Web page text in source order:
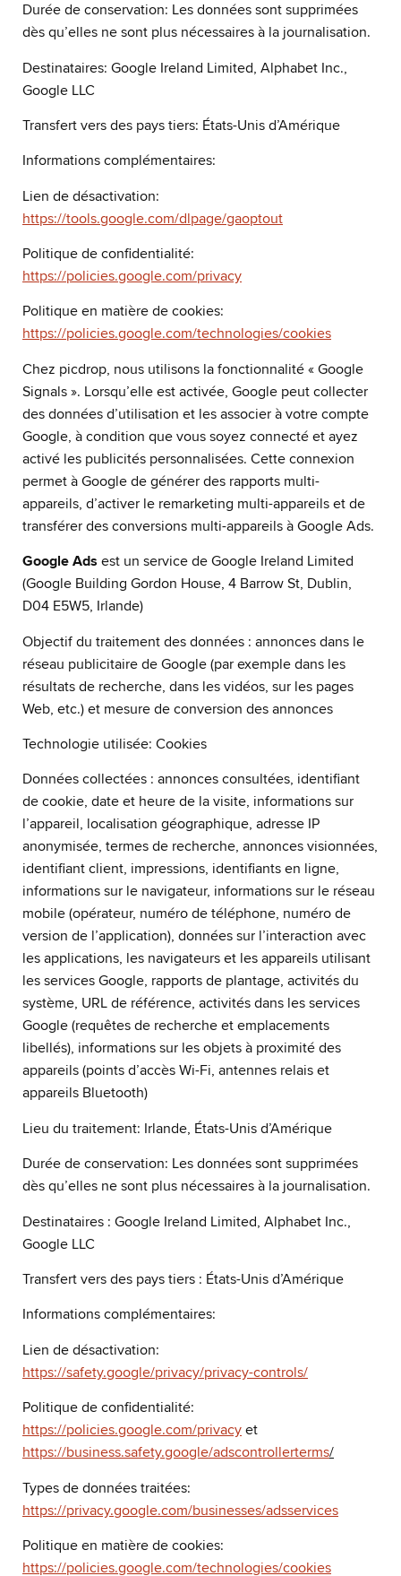
Durée de conservation: Les données sont supprimées
dès qu’elles ne sont plus nécessaires à la journalisation.
Destinataires: Google Ireland Limited, Alphabet Inc.,
Google LLC
Transfert vers des pays tiers: États-Unis d’Amérique
Informations complémentaires:
Lien de désactivation:
https://tools.google.com/dlpage/gaoptout
Politique de confidentialité:
https://policies.google.com/privacy
Politique en matière de cookies:
https://policies.google.com/technologies/cookies
Chez picdrop, nous utilisons la fonctionnalité « Google
Signals ». Lorsqu’elle est activée, Google peut collecter
des données d’utilisation et les associer à votre compte
Google, à condition que vous soyez connecté et ayez
activé les publicités personnalisées. Cette connexion
permet à Google de générer des rapports multi-
appareils, d’activer le remarketing multi-appareils et de
transférer des conversions multi-appareils à Google Ads.
Google Ads est un service de Google Ireland Limited
(Google Building Gordon House, 4 Barrow St, Dublin,
D04 E5W5, Irlande)
Objectif du traitement des données : annonces dans le
réseau publicitaire de Google (par exemple dans les
résultats de recherche, dans les vidéos, sur les pages
Web, etc.) et mesure de conversion des annonces
Technologie utilisée: Cookies
Données collectées : annonces consultées, identifiant
de cookie, date et heure de la visite, informations sur
l’appareil, localisation géographique, adresse IP
anonymisée, termes de recherche, annonces visionnées,
identifiant client, impressions, identifiants en ligne,
informations sur le navigateur, informations sur le réseau
mobile (opérateur, numéro de téléphone, numéro de
version de l’application), données sur l’interaction avec
les applications, les navigateurs et les appareils utilisant
les services Google, rapports de plantage, activités du
système, URL de référence, activités dans les services
Google (requêtes de recherche et emplacements
libellés), informations sur les objets à proximité des
appareils (points d’accès Wi-Fi, antennes relais et
appareils Bluetooth)
Lieu du traitement: Irlande, États-Unis d’Amérique
Durée de conservation: Les données sont supprimées
dès qu’elles ne sont plus nécessaires à la journalisation.
Destinataires : Google Ireland Limited, Alphabet Inc.,
Google LLC
Transfert vers des pays tiers : États-Unis d’Amérique
Informations complémentaires:
Lien de désactivation:
https://safety.google/privacy/privacy-controls/
Politique de confidentialité:
https://policies.google.com/privacy et
https://business.safety.google/adscontrollerterms/
Types de données traitées:
https://privacy.google.com/businesses/adsservices
Politique en matière de cookies:
https://policies.google.com/technologies/cookies